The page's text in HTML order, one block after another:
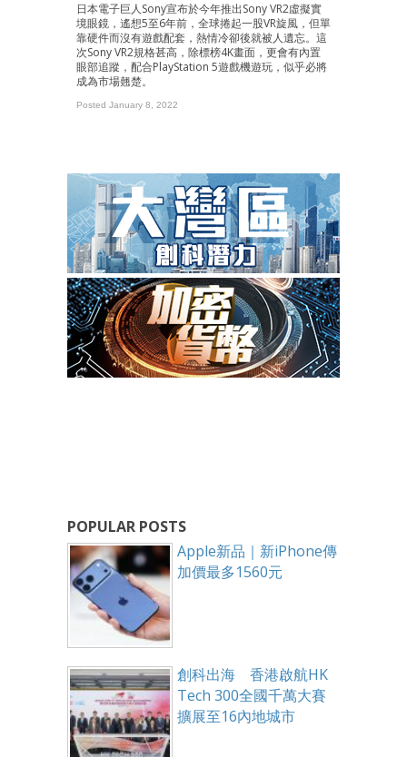
日本電子巨人Sony宣布於今年推出Sony VR2虛擬實
境眼鏡，遙想5至6年前，全球捲起一股VR旋風，但單
靠硬件而沒有遊戲配套，熱情冷卻後就被人遺忘。這
次Sony VR2規格甚高，除標榜4K畫面，更會有內置
眼部追蹤，配合PlayStation 5遊戲機遊玩，似乎必將
成為市場翹楚。
Posted January 8, 2022
POPULAR POSTS
Apple新品｜新iPhone傳
加價最多1560元
創科出海 香港啟航HK
Tech 300全國千萬大賽
擴展至16內地城市